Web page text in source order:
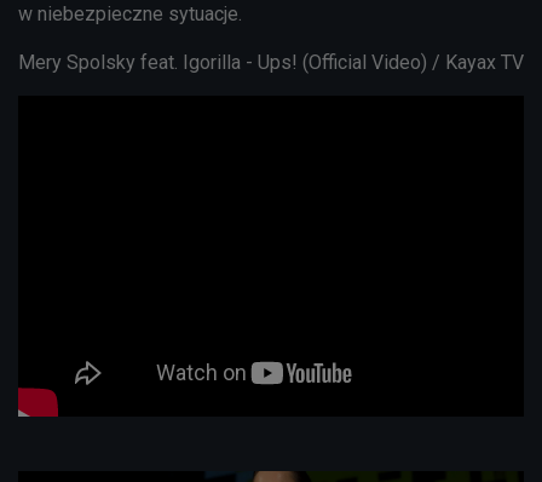
w niebezpieczne sytuacje.
Mery Spolsky feat. Igorilla - Ups! (Official Video) / Kayax TV